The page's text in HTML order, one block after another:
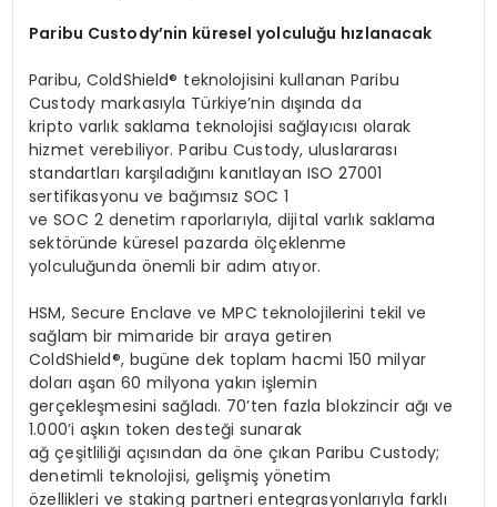
Paribu Custody’nin küresel yolculuğu hızlanacak
Paribu, ColdShield® teknolojisini kullanan Paribu
Custody markasıyla Türkiye’nin dışında da
kripto varlık saklama teknolojisi sağlayıcısı olarak
hizmet verebiliyor. Paribu Custody, uluslararası
standartları karşıladığını kanıtlayan ISO 27001
sertifikasyonu ve bağımsız SOC 1
ve SOC 2 denetim raporlarıyla, dijital varlık saklama
sektöründe küresel pazarda ölçeklenme
yolculuğunda önemli bir adım atıyor.
HSM, Secure Enclave ve MPC teknolojilerini tekil ve
sağlam bir mimaride bir araya getiren
ColdShield®, bugüne dek toplam hacmi 150 milyar
doları aşan 60 milyona yakın işlemin
gerçekleşmesini sağladı. 70’ten fazla blokzincir ağı ve
1.000’i aşkın token desteği sunarak
ağ çeşitliliği açısından da öne çıkan Paribu Custody;
denetimli teknolojisi, gelişmiş yönetim
özellikleri ve staking partneri entegrasyonlarıyla farklı